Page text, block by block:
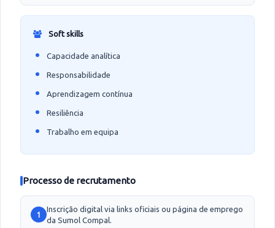
Soft skills
Capacidade analítica
Responsabilidade
Aprendizagem contínua
Resiliência
Trabalho em equipa
Processo de recrutamento
1
Inscrição digital via links oficiais ou página de emprego
da Sumol Compal.